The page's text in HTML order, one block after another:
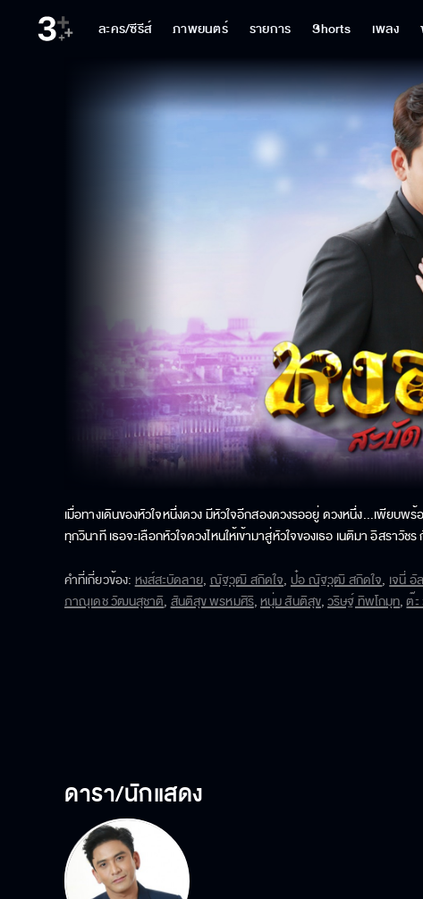
ละคร/ซีรีส์ ภาพยนตร์ รายการ Shorts เพลง
เมื่อทางเดินของหัวใจหนึ่งดวง มีหัวใจอีกสองดวงรออยู่ ดวงหนึ่ง...เพียบ
ทุกวินาที เธอจะเลือกหัวใจดวงไหนให้เข้ามาสู่หัวใจของเธอ เนติมา อิสรา
คำที่เกี่ยวข้อง:หงส์สะบัดลาย,ณัฐวุฒิ สกิดใจ, ป๋อ ณัฐวุฒิ สกิดใจ,เจนี่
ภาณุเดช วัฒนสุชาติ,สันติสุข พรหมศิริ,หนุ่ม สันติสุข,วริษฐ์ ทิพโกมุท,ต๊
ดารา/นักแสดง